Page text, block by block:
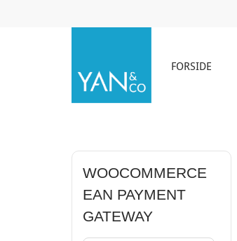
FORSIDE
WOOCOMMERCE
EAN PAYMENT
GATEWAY